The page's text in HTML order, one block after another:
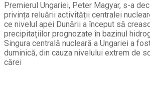
Premierul Ungariei, Peter Magyar, s-a
privința reluării activității centralei
ce nivelul apei Dunării a început să
precipitațiilor prognozate în bazinul
Singura centrală nucleară a Ungariei a
duminică, din cauza nivelului extrem de
cărei